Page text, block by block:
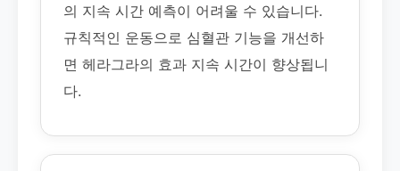
의 지속 시간 예측이 어려울 수 있습니다.
규칙적인 운동으로 심혈관 기능을 개선하
면 헤라그라의 효과 지속 시간이 향상됩니
다.